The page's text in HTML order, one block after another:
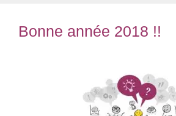
Bonne année 2018 !!